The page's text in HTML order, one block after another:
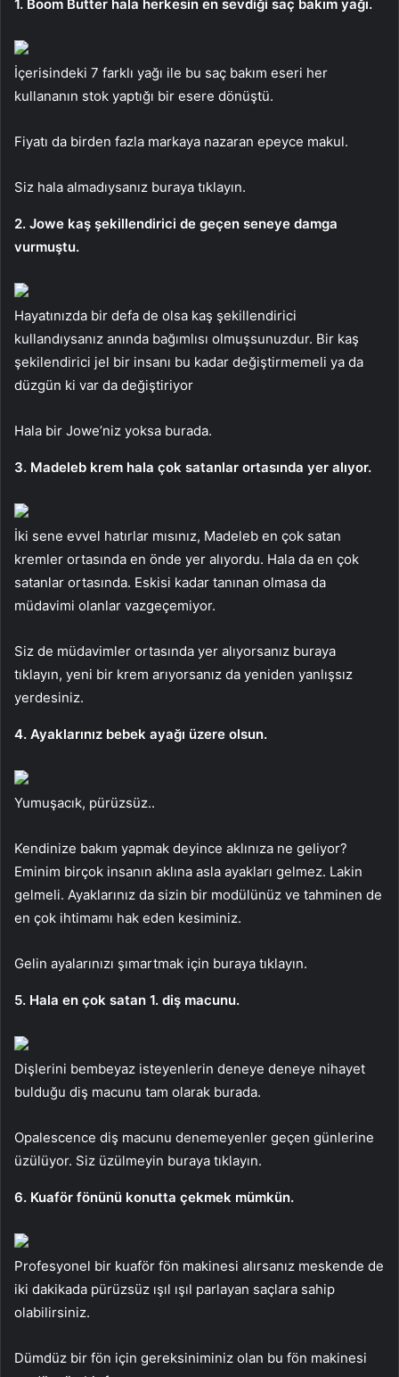
1. Boom Butter hala herkesin en sevdiği saç bakım yağı.
İçerisindeki 7 farklı yağı ile bu saç bakım eseri her
kullananın stok yaptığı bir esere dönüştü.
Fiyatı da birden fazla markaya nazaran epeyce makul.
Siz hala almadıysanız buraya tıklayın.
2. Jowe kaş şekillendirici de geçen seneye damga
vurmuştu.
Hayatınızda bir defa de olsa kaş şekillendirici
kullandıysanız anında bağımlısı olmuşsunuzdur. Bir kaş
şekilendirici jel bir insanı bu kadar değiştirmemeli ya da
düzgün ki var da değiştiriyor
Hala bir Jowe’niz yoksa burada.
3. Madeleb krem hala çok satanlar ortasında yer alıyor.
İki sene evvel hatırlar mısınız, Madeleb en çok satan
kremler ortasında en önde yer alıyordu. Hala da en çok
satanlar ortasında. Eskisi kadar tanınan olmasa da
müdavimi olanlar vazgeçemiyor.
Siz de müdavimler ortasında yer alıyorsanız buraya
tıklayın, yeni bir krem arıyorsanız da yeniden yanlışsız
yerdesiniz.
4. Ayaklarınız bebek ayağı üzere olsun.
Yumuşacık, pürüzsüz..
Kendinize bakım yapmak deyince aklınıza ne geliyor?
Eminim birçok insanın aklına asla ayakları gelmez. Lakin
gelmeli. Ayaklarınız da sizin bir modülünüz ve tahminen de
en çok ihtimamı hak eden kesiminiz.
Gelin ayalarınızı şımartmak için buraya tıklayın.
5. Hala en çok satan 1. diş macunu.
Dişlerini bembeyaz isteyenlerin deneye deneye nihayet
bulduğu diş macunu tam olarak burada.
Opalescence diş macunu denemeyenler geçen günlerine
üzülüyor. Siz üzülmeyin buraya tıklayın.
6. Kuaför fönünü konutta çekmek mümkün.
Profesyonel bir kuaför fön makinesi alırsanız meskende de
iki dakikada pürüzsüz ışıl ışıl parlayan saçlara sahip
olabilirsiniz.
Dümdüz bir fön için gereksiniminiz olan bu fön makinesi